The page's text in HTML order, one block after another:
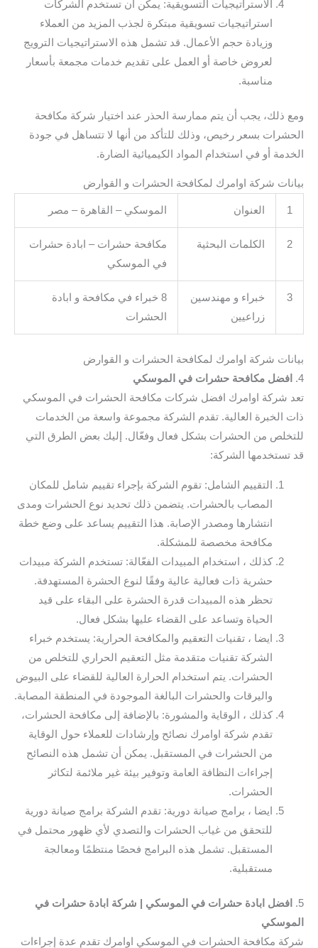
الاستراتيجيات التسويقية: يمكن أن تستخدم الشركات
استراتيجيات تسويقية مبتكرة لجذب المزيد من العملاء
وزيادة حجم الأعمال. قد تشمل هذه الاستراتيجيات الترويج
لعروض خاصة أو العمل على تقديم خدمات مجمعة بأسعار
مناسبة.
ومع ذلك، يجب أن يتم ممارسة الحذر عند اختيار شركة مكافحة
الحشرات بسعر رخيص، وذلك للتأكد من أنها لا تتساهل في جودة
الخدمة أو في استخدام المواد الكيميائية الضارة.
بيانات شركة اوامرك لمكافحة الحشرات و القوارض
1 العنوان الموسكي – القاهرة – مصر
2 الكلمات البحثية
مكافحة حشرات – ابادة حشرات
في الموسكي
3
خبراء و مهندسين
زراعيين
8 خبراء في مكافحة و ابادة
الحشرات
بيانات شركة اوامرك لمكافحة الحشرات و القوارض
4.
افضل مكافحة حشرات في الموسكي
تعد شركة اوامرك افضل شركات مكافحة الحشرات في الموسكي
ذات الخبرة العالية. تقدم الشركة مجموعة واسعة من الخدمات
للتخلص من الحشرات بشكل فعال وفعّال. إليك بعض الطرق التي
قد تستخدمها الشركة:
التقييم الشامل: تقوم الشركة بإجراء تقييم شامل للمكان
المصاب بالحشرات. يتضمن ذلك تحديد نوع الحشرات ومدى
انتشارها ومصدر الإصابة. هذا التقييم يساعد على وضع خطة
مكافحة مخصصة للمشكلة.
كذلك ، استخدام المبيدات الفعّالة: تستخدم الشركة مبيدات
حشرية ذات فعالية عالية وفقًا لنوع الحشرة المستهدفة.
تحظر هذه المبيدات قدرة الحشرة على البقاء على قيد
الحياة وتساعد على القضاء عليها بشكل فعال.
ايضا ، تقنيات التعقيم والمكافحة الحرارية: يستخدم خبراء
الشركة تقنيات متقدمة مثل التعقيم الحراري للتخلص من
الحشرات. يتم استخدام الحرارة العالية للقضاء على البيوض
واليرقات والحشرات البالغة الموجودة في المنطقة المصابة.
كذلك ، الوقاية والمشورة: بالإضافة إلى مكافحة الحشرات،
تقدم شركة اوامرك نصائح وإرشادات للعملاء حول الوقاية
من الحشرات في المستقبل. يمكن أن تشمل هذه النصائح
إجراءات النظافة العامة وتوفير بيئة غير ملائمة لتكاثر
الحشرات.
ايضا ، برامج صيانة دورية: تقدم الشركة برامج صيانة دورية
للتحقق من غياب الحشرات والتصدي لأي ظهور محتمل في
المستقبل. تشمل هذه البرامج فحصًا منتظمًا ومعالجة
مستقبلية.
5.
افضل ابادة حشرات في الموسكي | شركة ابادة حشرات في
الموسكي
شركة مكافحة الحشرات في الموسكي اوامرك تقدم عدة إجراءات